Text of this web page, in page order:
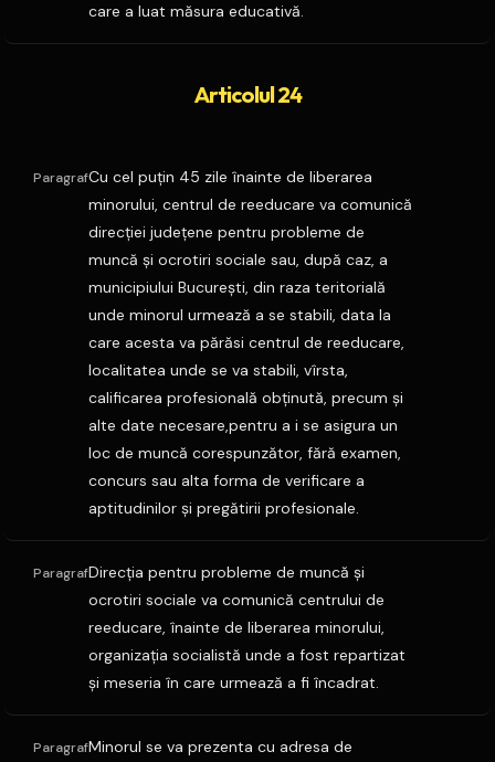
care a luat măsura educativă.
Articolul 24
ParagrafCu cel puţin 45 zile înainte de liberarea
minorului, centrul de reeducare va comunică
direcţiei judeţene pentru probleme de
muncă şi ocrotiri sociale sau, după caz, a
municipiului Bucureşti, din raza teritorială
unde minorul urmează a se stabili, data la
care acesta va părăsi centrul de reeducare,
localitatea unde se va stabili, vîrsta,
calificarea profesională obţinută, precum şi
alte date necesare,pentru a i se asigura un
loc de muncă corespunzător, fără examen,
concurs sau alta forma de verificare a
aptitudinilor şi pregătirii profesionale.
ParagrafDirecţia pentru probleme de muncă şi
ocrotiri sociale va comunică centrului de
reeducare, înainte de liberarea minorului,
organizaţia socialistă unde a fost repartizat
şi meseria în care urmează a fi încadrat.
ParagrafMinorul se va prezenta cu adresa de